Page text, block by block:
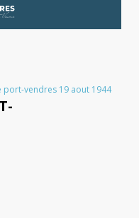
port-vendres 19 aout 1944